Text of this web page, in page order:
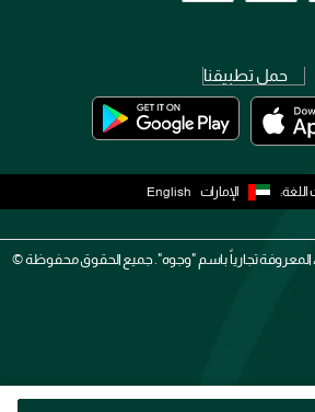
حمل تطبيقنا
الإمارات English
تجارياً باسم "وجوه". جميع الحقوق محفوظة ©